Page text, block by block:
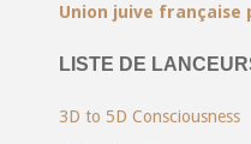
Union juive française
LISTE DE
3D to 5D Consciousness